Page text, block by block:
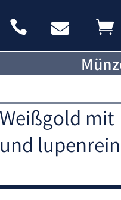
  
mit